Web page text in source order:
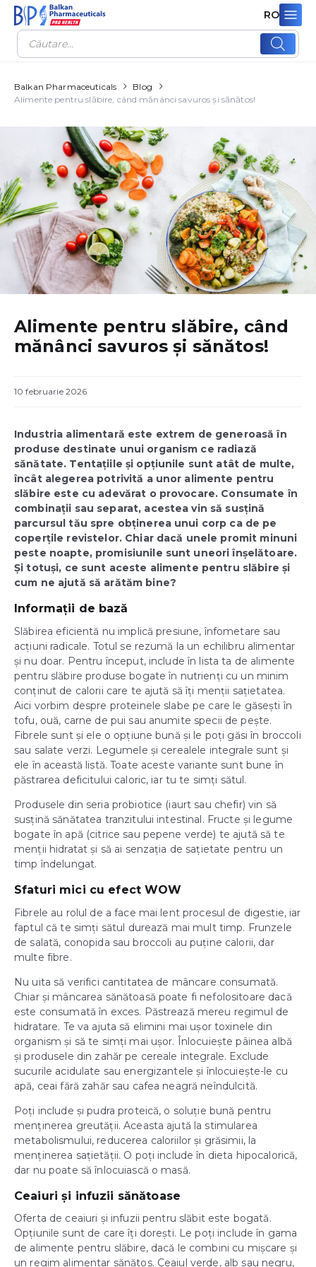
RO
Products
search
Balkan Pharmaceuticals
Blog
Alimente pentru slăbire, când mănânci savuros și sănătos!
Alimente pentru slăbire, când
mănânci savuros și sănătos!
10 februarie 2026
Industria alimentară este extrem de generoasă în
produse destinate unui organism ce radiază
sănătate. Tentațiile și opțiunile sunt atât de multe,
încât alegerea potrivită a unor alimente pentru
slăbire este cu adevărat o provocare. Consumate în
combinații sau separat, acestea vin să susțină
parcursul tău spre obținerea unui corp ca de pe
coperțile revistelor. Chiar dacă unele promit minuni
peste noapte, promisiunile sunt uneori înșelătoare.
Și totuși, ce sunt aceste alimente pentru slăbire și
cum ne ajută să arătăm bine?
Informații de bază
Slăbirea eficientă nu implică presiune, înfometare sau
acțiuni radicale. Totul se rezumă la un echilibru alimentar
și nu doar. Pentru început, include în lista ta de alimente
pentru slăbire produse bogate în nutrienți cu un minim
conținut de calorii care te ajută să îți menții sațietatea.
Aici vorbim despre proteinele slabe pe care le găsești în
tofu, ouă, carne de pui sau anumite specii de pește.
Fibrele sunt și ele o opțiune bună și le poți găsi în broccoli
sau salate verzi. Legumele și cerealele integrale sunt și
ele în această listă. Toate aceste variante sunt bune în
păstrarea deficitului caloric, iar tu te simți sătul.
Produsele din seria probiotice (iaurt sau chefir) vin să
susțină sănătatea tranzitului intestinal. Fructe și legume
bogate în apă (citrice sau pepene verde) te ajută să te
menții hidratat și să ai senzația de sațietate pentru un
timp îndelungat.
Sfaturi mici cu efect WOW
Fibrele au rolul de a face mai lent procesul de digestie, iar
faptul că te simți sătul durează mai mult timp. Frunzele
de salată, conopida sau broccoli au puține calorii, dar
multe fibre.
Nu uita să verifici cantitatea de mâncare consumată.
Chiar și mâncarea sănătoasă poate fi nefolositoare dacă
este consumată în exces. Păstrează mereu regimul de
hidratare. Te va ajuta să elimini mai ușor toxinele din
organism și să te simți mai ușor. Înlocuiește pâinea albă
și produsele din zahăr pe cereale integrale. Exclude
sucurile acidulate sau energizantele și înlocuiește-le cu
apă, ceai fără zahăr sau cafea neagră neîndulcită.
Poți include și pudra proteică, o soluție bună pentru
menținerea greutății. Aceasta ajută la stimularea
metabolismului, reducerea caloriilor și grăsimii, la
menținerea sațietății. O poți include în dieta hipocalorică,
dar nu poate să înlocuiască o masă.
Ceaiuri și infuzii sănătoase
Oferta de ceaiuri și infuzii pentru slăbit este bogată.
Opțiunile sunt de care îți dorești. Le poți include în gama
de alimente pentru slăbire, dacă le combini cu mișcare și
un regim alimentar sănătos. Ceaiul verde, alb sau negru,